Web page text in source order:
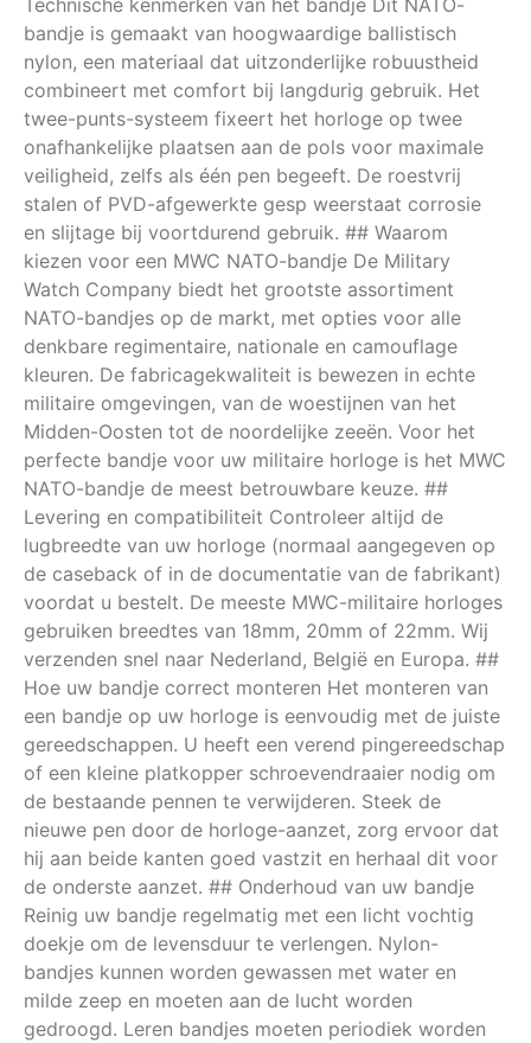
Technische kenmerken van het bandje Dit NATO-
bandje is gemaakt van hoogwaardige ballistisch
nylon, een materiaal dat uitzonderlijke robuustheid
combineert met comfort bij langdurig gebruik. Het
twee-punts-systeem fixeert het horloge op twee
onafhankelijke plaatsen aan de pols voor maximale
veiligheid, zelfs als één pen begeeft. De roestvrij
stalen of PVD-afgewerkte gesp weerstaat corrosie
en slijtage bij voortdurend gebruik. ## Waarom
kiezen voor een MWC NATO-bandje De Military
Watch Company biedt het grootste assortiment
NATO-bandjes op de markt, met opties voor alle
denkbare regimentaire, nationale en camouflage
kleuren. De fabricagekwaliteit is bewezen in echte
militaire omgevingen, van de woestijnen van het
Midden-Oosten tot de noordelijke zeeën. Voor het
perfecte bandje voor uw militaire horloge is het MWC
NATO-bandje de meest betrouwbare keuze. ##
Levering en compatibiliteit Controleer altijd de
lugbreedte van uw horloge (normaal aangegeven op
de caseback of in de documentatie van de fabrikant)
voordat u bestelt. De meeste MWC-militaire horloges
gebruiken breedtes van 18mm, 20mm of 22mm. Wij
verzenden snel naar Nederland, België en Europa. ##
Hoe uw bandje correct monteren Het monteren van
een bandje op uw horloge is eenvoudig met de juiste
gereedschappen. U heeft een verend pingereedschap
of een kleine platkopper schroevendraaier nodig om
de bestaande pennen te verwijderen. Steek de
nieuwe pen door de horloge-aanzet, zorg ervoor dat
hij aan beide kanten goed vastzit en herhaal dit voor
de onderste aanzet. ## Onderhoud van uw bandje
Reinig uw bandje regelmatig met een licht vochtig
doekje om de levensduur te verlengen. Nylon-
bandjes kunnen worden gewassen met water en
milde zeep en moeten aan de lucht worden
gedroogd. Leren bandjes moeten periodiek worden